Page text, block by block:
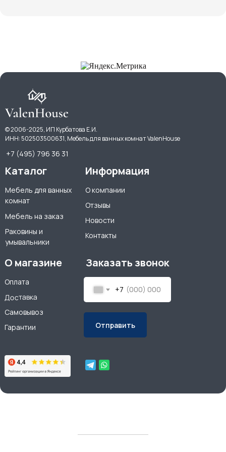
Каталог
Мебель для ванных
комнат
Мебель на заказ
Раковины и
умывальники
Оплата
Доставка
© 2006-2025, ИП Курбатова Е.И.
ИНН: 502503500631, Мебель для ванных комнат ValenHouse
Самовывоз
Гарантии
О магазине
+7
Отправить
Заказать звонок
Информация
О компании
Отзывы
Контакты
Новости
+7 (495) 796 36 31